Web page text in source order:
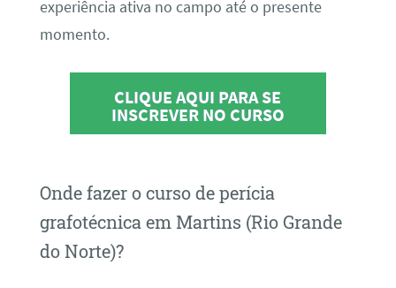
experiência ativa no campo até o presente
momento.
CLIQUE AQUI PARA SE
INSCREVER NO CURSO
Onde fazer o curso de perícia
grafotécnica em Martins (Rio Grande
do Norte)?